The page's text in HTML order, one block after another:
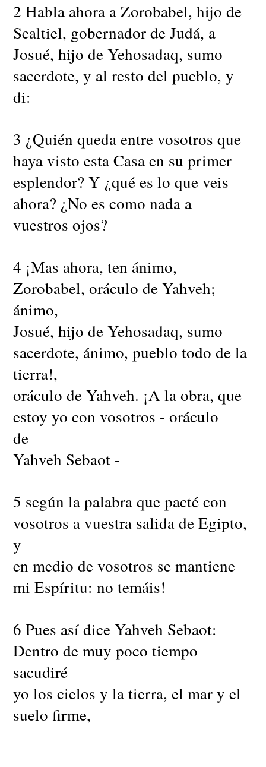
2 Habla ahora a Zorobabel, hijo de
Sealtiel, gobernador de Judá, a
Josué, hijo de Yehosadaq, sumo
sacerdote, y al resto del pueblo, y
di:
3 ¿Quién queda entre vosotros que
haya visto esta Casa en su primer
esplendor? Y ¿qué es lo que veis
ahora? ¿No es como nada a
vuestros ojos?
4 ¡Mas ahora, ten ánimo,
Zorobabel, oráculo de Yahveh;
ánimo,
Josué, hijo de Yehosadaq, sumo
sacerdote, ánimo, pueblo todo de la
tierra!,
oráculo de Yahveh. ¡A la obra, que
estoy yo con vosotros - oráculo
de
Yahveh Sebaot -
5 según la palabra que pacté con
vosotros a vuestra salida de Egipto,
y
en medio de vosotros se mantiene
mi Espíritu: no temáis!
6 Pues así dice Yahveh Sebaot:
Dentro de muy poco tiempo
sacudiré
yo los cielos y la tierra, el mar y el
suelo firme,